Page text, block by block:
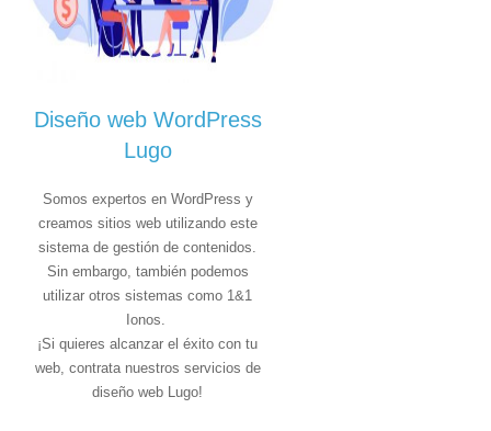
Diseño web WordPress
Lugo
Somos expertos en WordPress y
creamos sitios web utilizando este
sistema de gestión de contenidos.
Sin embargo, también podemos
utilizar otros sistemas como 1&1
Ionos.
¡Si quieres alcanzar el éxito con tu
web, contrata nuestros servicios de
diseño web Lugo!